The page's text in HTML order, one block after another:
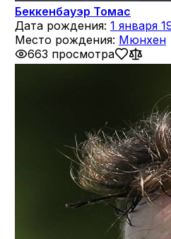
Беккенбауэр Томас
Дата рождения: 1 января
Место рождения: Мюнхен
663 просмотра